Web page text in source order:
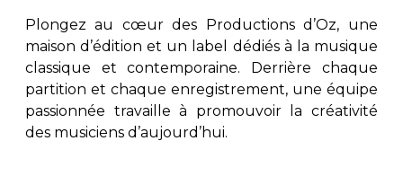
Plongez au cœur des Productions d’Oz, une
maison d’édition et un label dédiés à la musique
classique et contemporaine. Derrière chaque
partition et chaque enregistrement, une équipe
passionnée travaille à promouvoir la créativité
des musiciens d’aujourd’hui.